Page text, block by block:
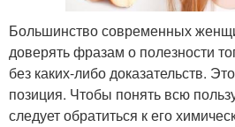
Большинство современных
доверять фразам о полезности
без каких-либо доказательств.
позиция. Чтобы понять всю
следует обратиться к его